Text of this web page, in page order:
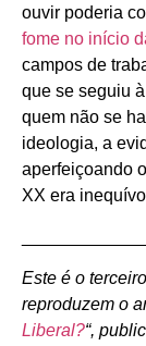
ouvir poderia
fome no início
campos de
que se seguiu
quem não se
ideologia, a
aperfeiçoando
XX era
Este é o
reproduzem o
Liberal?“,